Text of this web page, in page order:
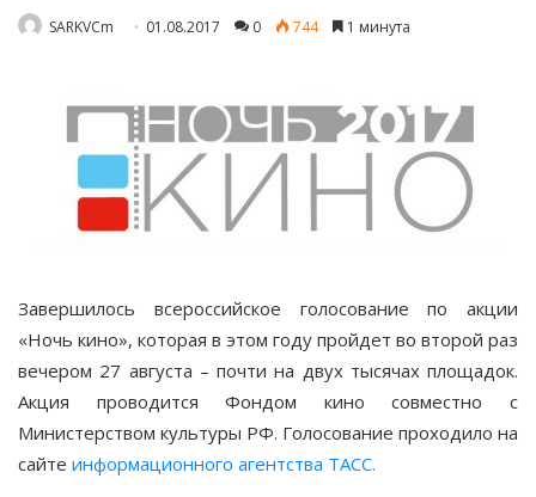
SARKVCm 01.08.2017 0 744 1 минута
Завершилось всероссийское голосование по акции
«Ночь кино», которая в этом году пройдет во второй раз
вечером 27 августа – почти на двух тысячах площадок.
Акция проводится Фондом кино совместно c
Министерством культуры РФ. Голосование проходило на
сайте информационного агентства ТАСС.